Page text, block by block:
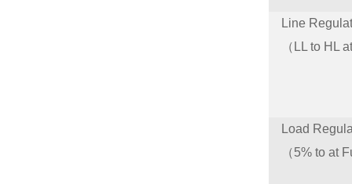
Line
（LL to HL
Load
（5% to at